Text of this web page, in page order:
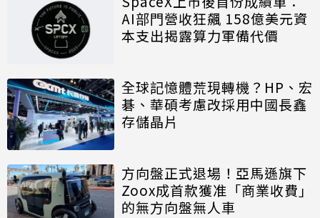
AI部門營收狂飆 158億美元資
本支出揭露算力軍備代價
全球記憶體荒現轉機？HP、宏
碁、華碩考慮改採用中國長鑫
存儲晶片
方向盤正式退場！亞馬遜旗下
Zoox成首款獲准「商業收費」
的無方向盤無人車